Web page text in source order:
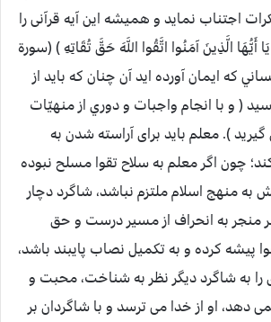
اجتناب نماید و همیشه این آیه قرآنی را
أَيُّهَا الَّذِينَ آمَنُوا اتَّقُوا اللَّهَ حَقَّ تُقَاتِهِ ) (سورة
102) اي كساني كه ايمان آورده ايد آن چنان كه بايد از
( و با انجام واجبات و دوري از منهيّات
گيريد ). معلم باید برای آراسته شدن به
چون اگر معلم به سلاح تقوا مسلح نبوده
به منهج اسلام ملتزم نباشد، شاگرد دچار
منجر به انحراف از مسیر درست و حق
پیشه کرده و به تکمیل نصاب پایبند باشد،
را به شاگرد دیگر نظر به شناخت، محبت و
دهد، او از خدا می ترسد و با شاگردان بر